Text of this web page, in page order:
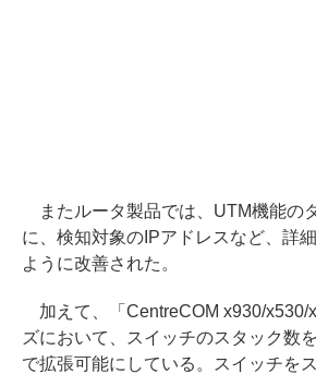
またルータ製品では、UTM機能の
に、検知対象のIPアドレスなど、詳
ように改善された。
加えて、「CentreCOM x930/x530/
ズにおいて、スイッチのスタック数
で拡張可能にしている。スイッチを